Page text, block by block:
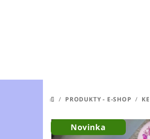
DOMŮ
/ PRODUKTY - E-SHOP /
Novinka